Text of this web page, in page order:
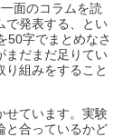
面のコラムを読
で発表する、とい
50字でまとめなさ
まだまだ足りてい
り組みをすること
せています。実験
と合っているかど